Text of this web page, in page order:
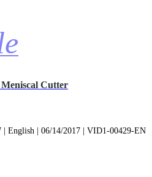
Cutter
| English | 06/14/2017 | VID1-00429-EN